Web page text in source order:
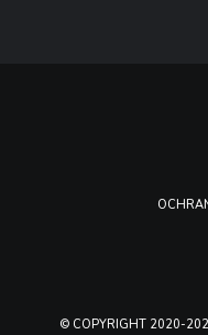
© COPYRIGHT 2020-